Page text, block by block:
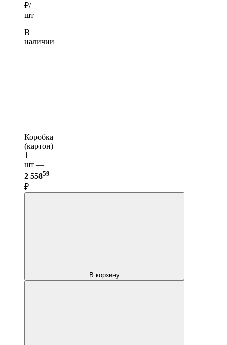
₽/
шт
В
наличии
Коробка
(картон)
1
шт —
2 55859
₽
В корзину